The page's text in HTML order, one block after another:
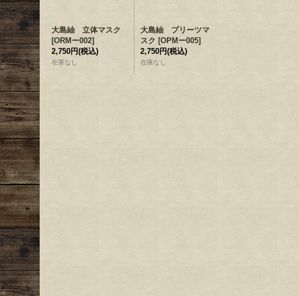
大島紬 立体マスク
[ORMー002]
2,750円(税込)
在庫なし
大島紬 プリーツマ
スク [OPMー005]
2,750円(税込)
在庫なし